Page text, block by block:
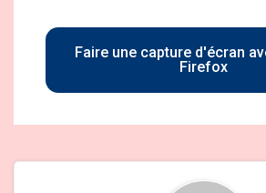
Faire une capture d'écran
Firefox